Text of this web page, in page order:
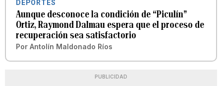
DEPORTES
Aunque desconoce la condición de “Piculín”
Ortiz, Raymond Dalmau espera que el proceso de
recuperación sea satisfactorio
Por Antolín Maldonado Ríos
PUBLICIDAD